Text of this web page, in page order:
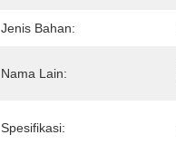
Jenis Bahan:
Nama Lain:
Spesifikasi: